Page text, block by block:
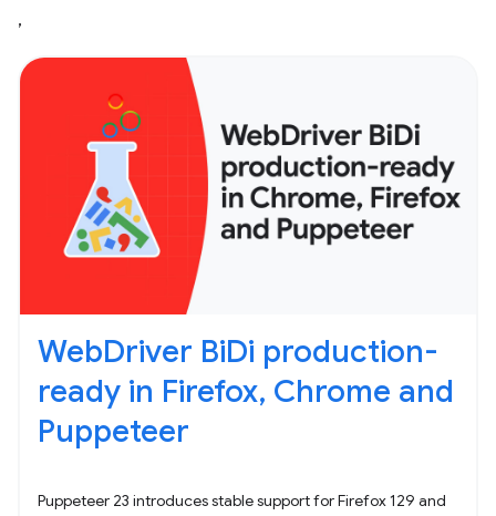
,
WebDriver BiDi production-
ready in Firefox, Chrome and
Puppeteer
Puppeteer 23 introduces stable support for Firefox 129 and